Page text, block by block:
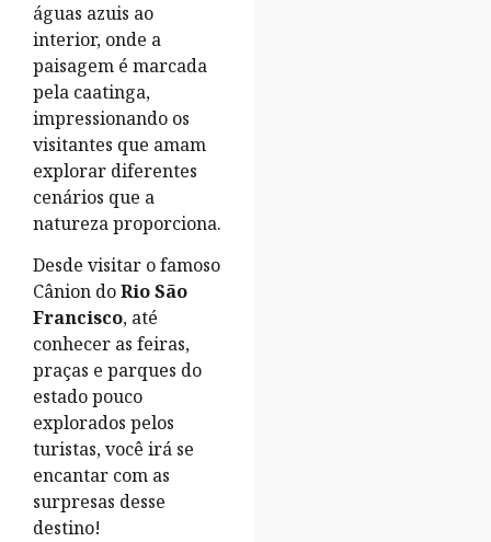
águas azuis ao
interior, onde a
paisagem é marcada
pela caatinga,
impressionando os
visitantes que amam
explorar diferentes
cenários que a
natureza proporciona.
Desde visitar o famoso
Cânion doRio São
Francisco, até
conhecer as feiras,
praças e parques do
estado pouco
explorados pelos
turistas, você irá se
encantar com as
surpresas desse
destino!